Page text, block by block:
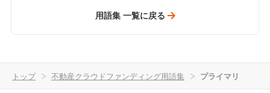
用語集 一覧に戻る
トップ > 不動産クラウドファンディング用語集 > プライマリ